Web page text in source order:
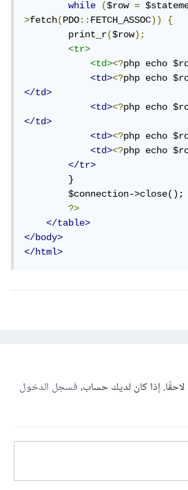
while
($row =
>fetch(PDO::FETCH_ASSOC))
{
        print_r
($row);
<tr>
<td><?php echo
<td><?php echo
</td>
<td><?php echo
</td>
<td><?php echo
<td><?php echo
</tr>
        }
        $connection->close();
?>
</table>
</body>
</html>
إذا كان لديك حساب،فسجل الدخول